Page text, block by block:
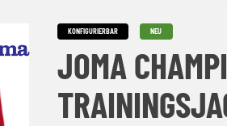
KONFIGURIERBAR NEU
JOMA